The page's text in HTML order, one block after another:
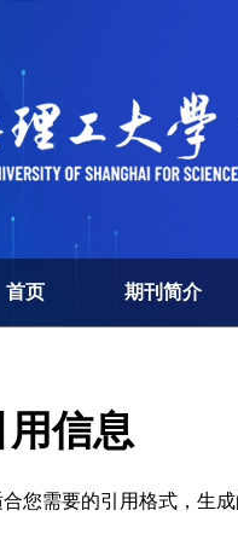
首页 期刊简介
用信息
您需要的引用格式，生成